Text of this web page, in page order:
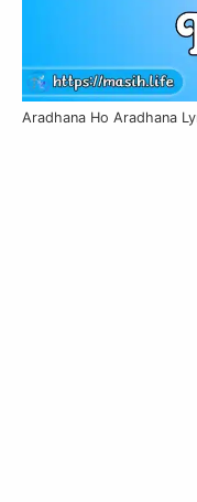
Aradhana Ho Aradhana